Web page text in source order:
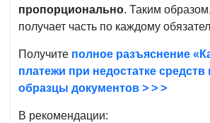
пропорционально. Таким
получает часть по каждому
Получите полное разъяснение
платежи при недостатке средств
образцы документов > > >
В рекомендации: